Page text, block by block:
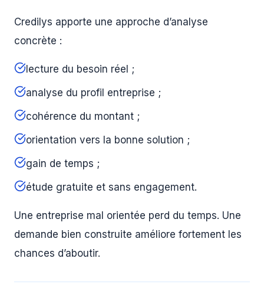
Credilys apporte une approche d’analyse
concrète :
lecture du besoin réel ;
analyse du profil entreprise ;
cohérence du montant ;
orientation vers la bonne solution ;
gain de temps ;
étude gratuite et sans engagement.
Une entreprise mal orientée perd du temps. Une
demande bien construite améliore fortement les
chances d’aboutir.